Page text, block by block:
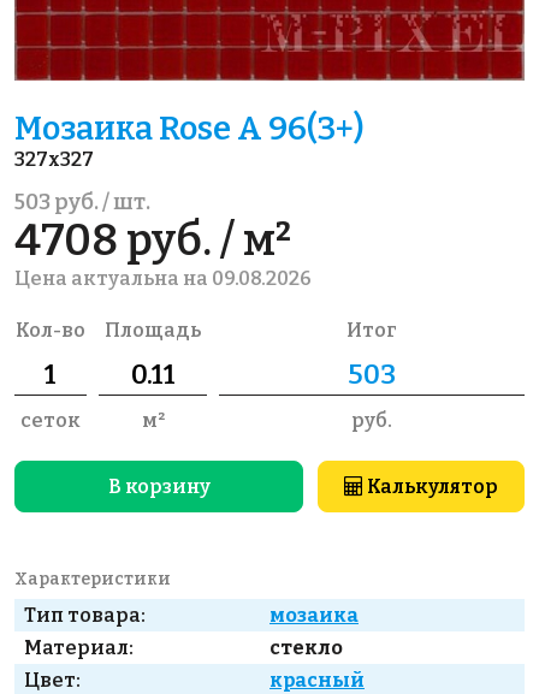
Мозаика Rose A 96(3+)
327x327
503 руб. / шт.
4708 руб. / м²
Цена актуальна на 09.08.2026
Кол-во
сеток
Площадь
м²
Итог
руб.
В корзину Калькулятор
Характеристики
Тип товара:
мозаика
Материал:
стекло
Цвет:
красный